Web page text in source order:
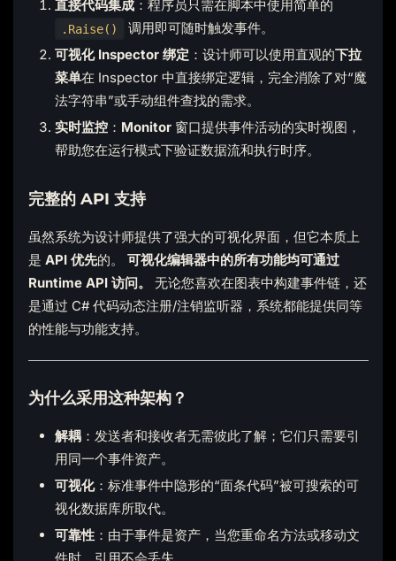
直接代码集成：程序员只需在脚本中使用简单的
.Raise()
调用即可随时触发事件。
可视化 Inspector 绑定 ：设计师可以使用直观的下拉
菜单在 Inspector 中直接绑定逻辑，完全消除了对“魔
法字符串”或手动组件查找的需求。
实时监控： Monitor窗口提供事件活动的实时视图，
帮助您在运行模式下验证数据流和执行时序。
完整的 API 支持
虽然系统为设计师提供了强大的可视化界面，但它本质上
是 API 优先的。 可视化编辑器中的所有功能均可通过
Runtime API 访问。
无论您喜欢在图表中构建事件链，还
是通过 C# 代码动态注册/注销监听器，系统都能提供同等
的性能与功能支持。
为什么采用这种架构？
解耦：发送者和接收者无需彼此了解；它们只需要引
用同一个事件资产。
可视化：标准事件中隐形的“面条代码”被可搜索的可
视化数据库所取代。
可靠性：由于事件是资产，当您重命名方法或移动文
件时，引用不会丢失。